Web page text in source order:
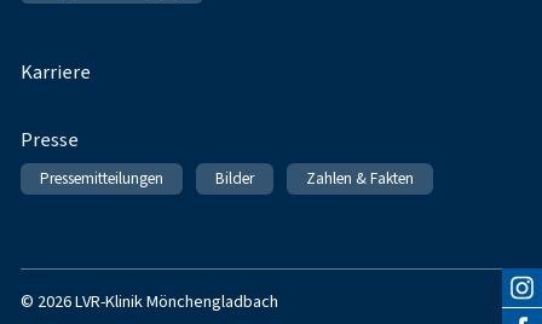
Karriere
Presse
Pressemitteilungen Bilder Zahlen & Fakten
© 2026 LVR-Klinik Mönchengladbach